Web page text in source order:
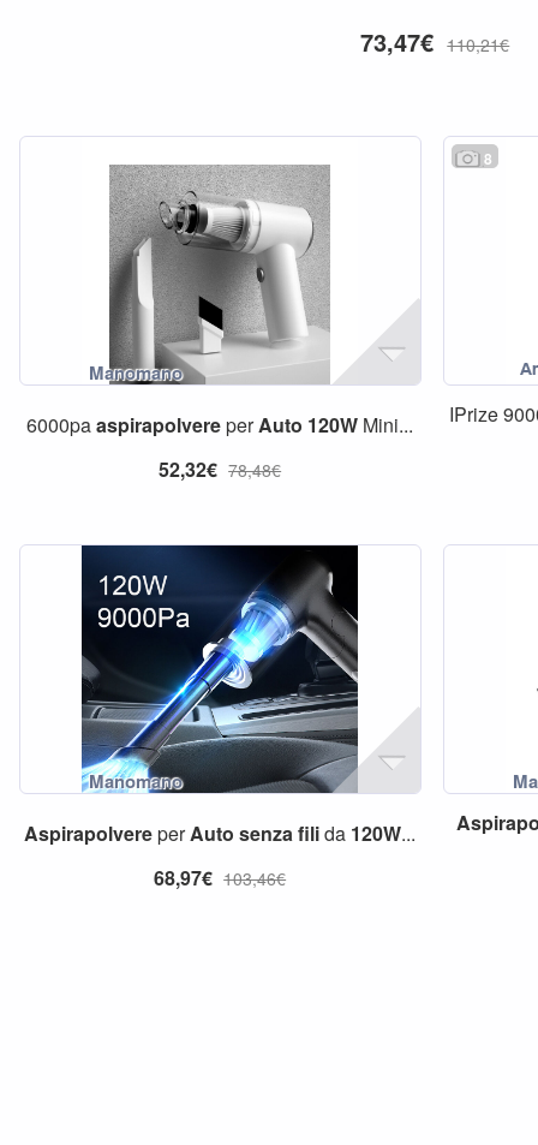
73,47€ 110,21€
6000paaspirapolvereperAuto 120W Mini...
52,32€ 78,48€
8
IPrize
AspirapolvereperAuto senzafilida 120W...
68,97€ 103,46€